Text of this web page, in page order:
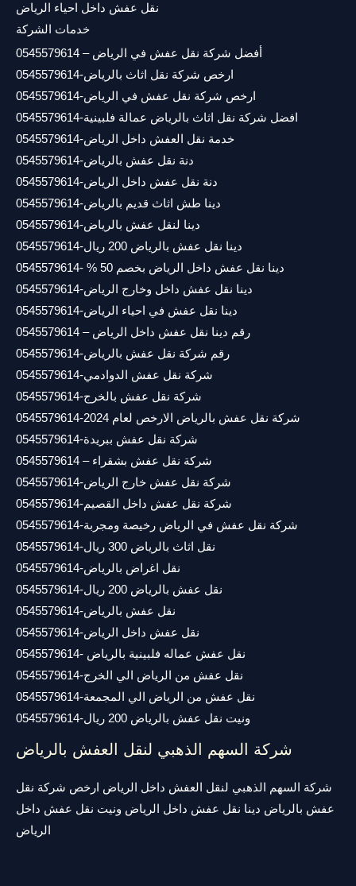
نقل عفش داخل احياء الرياض
خدمات الشركة
أفضل شركة نقل عفش في الرياض – 0545579614
ارخص شركة نقل اثاث بالرياض-0545579614
ارخص شركة نقل عفش في الرياض-0545579614
افضل شركة نقل اثاث بالرياض عمالة فلبينية-0545579614
خدمة نقل العفش داخل الرياض-0545579614
دنة نقل عفش بالرياض-0545579614
دنة نقل عفش داخل الرياض-0545579614
دينا طش اثاث قديم بالرياض-0545579614
دينا لنقل عفش بالرياض-0545579614
دينا نقل عفش بالرياض 200 ريال-0545579614
دينا نقل عفش داخل الرياض بخصم 50 % -0545579614
دينا نقل عفش داخل وخارج الرياض-0545579614
دينا نقل عفش في احياء الرياض-0545579614
رقم دينا نقل عفش داخل الرياض – 0545579614
رقم شركة نقل عفش بالرياض-0545579614
شركة نقل عفش الدوادمي-0545579614
شركة نقل عفش بالخرج-0545579614
شركة نقل عفش بالرياض الارخص لعام 2024-0545579614
شركة نقل عفش ببريدة-0545579614
شركة نقل عفش بشقراء – 0545579614
شركة نقل عفش خارج الرياض-0545579614
شركة نقل عفش داخل القصيم-0545579614
شركة نقل عفش في الرياض رخيصة ومجربة-0545579614
نقل اثاث بالرياض 300 ريال-0545579614
نقل اغراض بالرياض-0545579614
نقل عفش بالرياض 200 ريال-0545579614
نقل عفش بالرياض-0545579614
نقل عفش داخل الرياض-0545579614
نقل عفش عماله فلبينية بالرياض -0545579614
نقل عفش من الرياض الي الخرج-0545579614
نقل عفش من الرياض الي المجمعة-0545579614
ونيت نقل عفش بالرياض 200 ريال-0545579614
شركة السهم الذهبي لنقل العفش بالرياض
شركة السهم الذهبي لنقل العفش داخل الرياض ارخص شركة نقل
عفش بالرياض دينا نقل عفش داخل الرياض ونيت نقل عفش داخل
الرياض